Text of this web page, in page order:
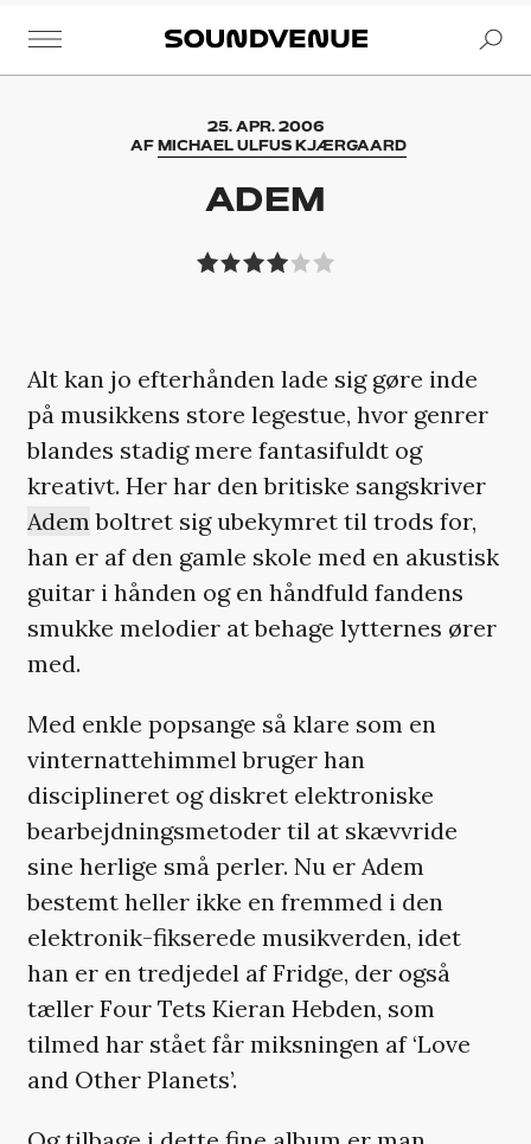
Soundvenue
25. APR. 2006
AF MICHAEL ULFUS KJÆRGAARD
ADEM
Alt kan jo efterhånden lade sig gøre inde
på musikkens store legestue, hvor genrer
blandes stadig mere fantasifuldt og
kreativt. Her har den britiske sangskriver
Adem boltret sig ubekymret til trods for,
han er af den gamle skole med en akustisk
guitar i hånden og en håndfuld fandens
smukke melodier at behage lytternes ører
med.
Med enkle popsange så klare som en
vinternattehimmel bruger han
disciplineret og diskret elektroniske
bearbejdningsmetoder til at skævvride
sine herlige små perler. Nu er Adem
bestemt heller ikke en fremmed i den
elektronik-fikserede musikverden, idet
han er en tredjedel af Fridge, der også
tæller Four Tets Kieran Hebden, som
tilmed har stået får miksningen af ‘Love
and Other Planets’.